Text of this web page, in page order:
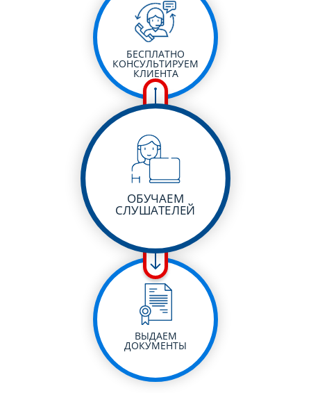
БЕСПЛАТНО
КОНСУЛЬТИРУЕМ
КЛИЕНТА
ОБУЧАЕМ
СЛУШАТЕЛЕЙ
ВЫДАЕМ
ДОКУМЕНТЫ